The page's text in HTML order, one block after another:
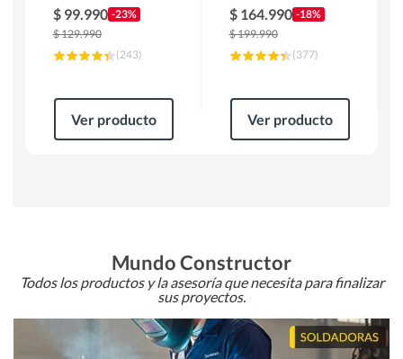
$ 99.990 -23%
$129.990
(243)
Ver producto
Termómetro
$ 164.990 -18%
$199.990
(377)
Ver producto
Mundo Constructor
Todos los productos y la asesoría que necesita para finalizar
sus proyectos.